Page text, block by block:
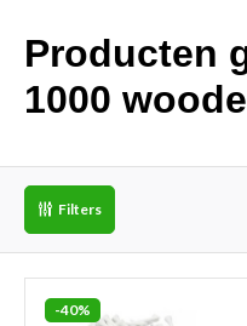
Producten
1000
Filters
-40%